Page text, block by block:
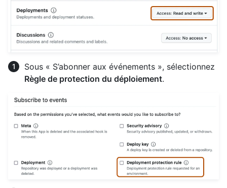
Sous « S’abonner aux événements », sélectionnez
Règle de protection du déploiement.